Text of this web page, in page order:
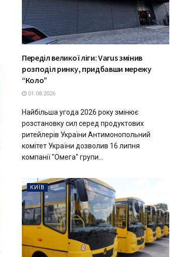
Переділ великої ліги: Varus змінив
розподіл ринку, придбавши мережу
“Коло”
01.08.2026
Найбільша угода 2026 року змінює
розстановку сил серед продуктових
ритейлерів України Антимонопольний
комітет України дозволив 16 липня
компанії "Омега" групи...
КИЇВ